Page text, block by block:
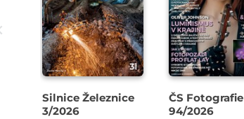
Silnice Železnice
3/2026
ČS Fotografie
94/2026